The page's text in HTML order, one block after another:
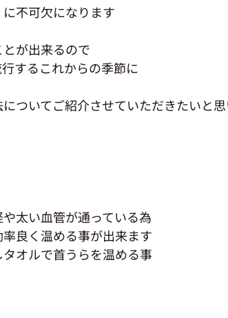
不可欠になります
が出来るので
するこれからの季節に
ついてご紹介させていただきたいと
太い血管が通っている為
良く温める事が出来ます
オルで首うらを温める事